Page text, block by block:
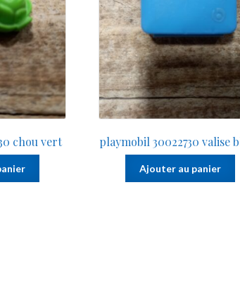
chou vert playmobil 30022730 valise
Ajouter au panier